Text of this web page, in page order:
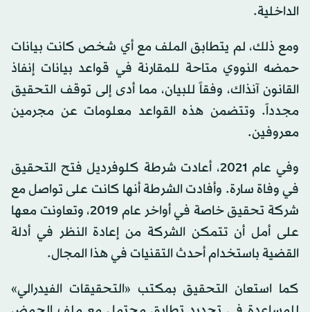
الداخلية.
ومع ذلك، لم يتطابق الملف مع أي شخص كانت بيانات
حمضه النووي متاحة للمقارنة في قواعد بيانات إنفاذ
القانون آنذاك، وفقاً للبيان، مما أدى إلى توقف التحقيق
مجدداً. وتتضمن هذه القواعد معلومات عن مجرمين
معروفين.
وفي عام 2021، أعادت شرطة كلوفرديل فتح التحقيق
في وفاة سارة. وأفادت الشرطة أنها كانت على تواصل مع
شركة تحقيق خاصة في أواخر عام 2019، وتعاونت معها
على أمل أن تتمكن الشركة من إعادة النظر في أدلة
القضية باستخدام أحدث التقنيات في هذا المجال.
كما استعان التحقيق بمكتب «التحقيقات الفيدرالي»